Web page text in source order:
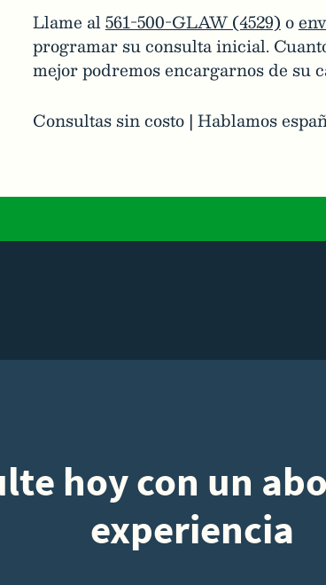
Llame al561-500-GLAW (4529)o
programar su consulta inicial.
mejor podremos encargarnos de su
Consultas sin costo | Hablamos
hoy con un
experiencia